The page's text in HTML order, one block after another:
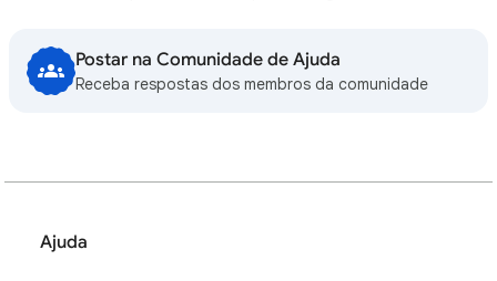
Postar na Comunidade de Ajuda
Receba respostas dos membros da comunidade
Ajuda